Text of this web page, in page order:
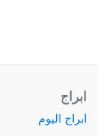
ابراج
ابراج اليوم